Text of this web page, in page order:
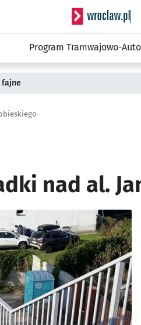
Serwis
Program Tramwajowo-
fajne
nad al.